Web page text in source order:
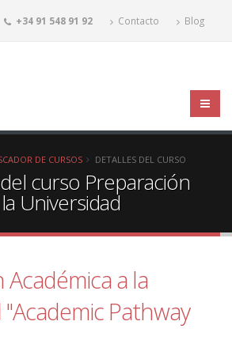
+34 91 548 91 92 Contacto Blog
DE CURSOS DETALLES DEL CURSO
curso Preparación
Universidad
a la
Pathway